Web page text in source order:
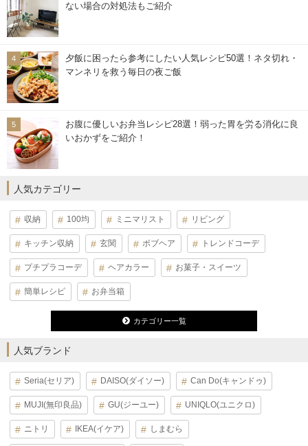
ない場合の対処法もご紹介
夕飯に困ったら参考にしたい人気レシピ50選！ネタ切れ・
マンネリを救う毎日の夜ご飯
お腹に優しいお弁当レシピ28選！弱った胃を労る消化に良
いおかずをご紹介！
人気カテゴリー
収納 100均 ミニマリスト リビング
キッチン収納 玄関 ボブヘア トレンドコーデ
プチプラコーデ ヘアカラー お菓子・スイーツ
簡単レシピ お弁当箱
カテゴリー一覧
人気ブランド
Seria(セリア) DAISO(ダイソー) Can Do(キャンドゥ)
MUJI(無印良品) GU(ジーユー) UNIQLO(ユニクロ)
ニトリ IKEA(イケア) しまむら